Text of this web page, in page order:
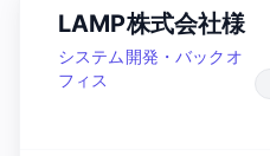
LAMP株式会社様
システム開発・バックオ
フィス